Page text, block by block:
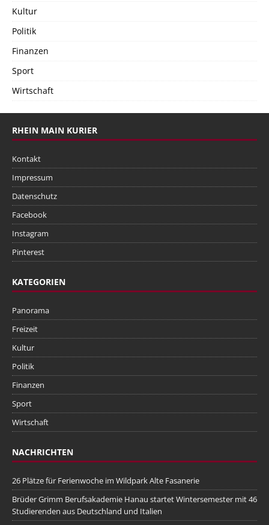
Kultur
Politik
Finanzen
Sport
Wirtschaft
RHEIN MAIN KURIER
Kontakt
Impressum
Datenschutz
Facebook
Instagram
Pinterest
KATEGORIEN
Panorama
Freizeit
Kultur
Politik
Finanzen
Sport
Wirtschaft
NACHRICHTEN
26 Plätze für Ferienwoche im Wildpark Alte Fasanerie
Brüder Grimm Berufsakademie Hanau startet Wintersemester mit 46
Studierenden aus Deutschland und Italien